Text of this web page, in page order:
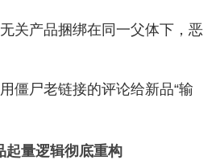
无关产品捆绑在同一父体下，恶
僵尸老链接的评论给新品“输
起量逻辑彻底重构